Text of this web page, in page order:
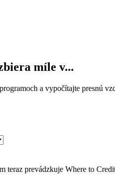
míle v...
a vypočítajte presnú
teraz prevádzkuje Where to